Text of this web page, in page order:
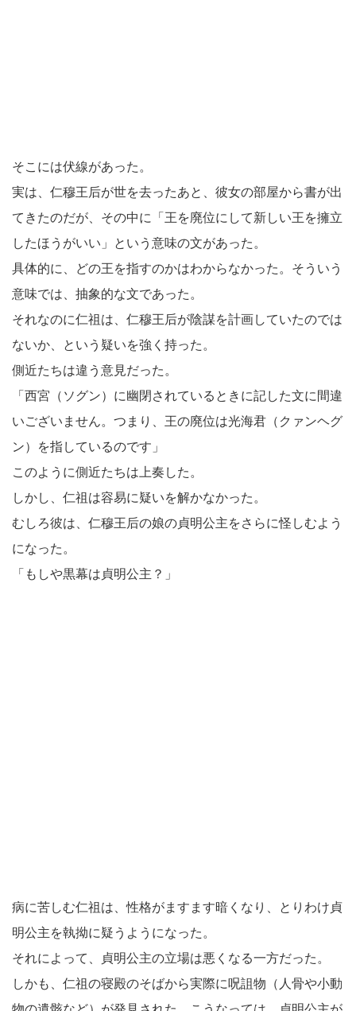
そこには伏線があった。
実は、仁穆王后が世を去ったあと、彼女の部屋から書が出
てきたのだが、その中に「王を廃位にして新しい王を擁立
したほうがいい」という意味の文があった。
具体的に、どの王を指すのかはわからなかった。そういう
意味では、抽象的な文であった。
それなのに仁祖は、仁穆王后が陰謀を計画していたのでは
ないか、という疑いを強く持った。
側近たちは違う意見だった。
「西宮（ソグン）に幽閉されているときに記した文に間違
いございません。つまり、王の廃位は光海君（クァンヘグ
ン）を指しているのです」
このように側近たちは上奏した。
しかし、仁祖は容易に疑いを解かなかった。
むしろ彼は、仁穆王后の娘の貞明公主をさらに怪しむよう
になった。
「もしや黒幕は貞明公主？」
病に苦しむ仁祖は、性格がますます暗くなり、とりわけ貞
明公主を執拗に疑うようになった。
それによって、貞明公主の立場は悪くなる一方だった。
しかも、仁祖の寝殿のそばから実際に呪詛物（人骨や小動